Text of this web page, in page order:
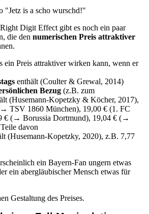
"Jetz is a scho wurschd!"
Digit Effect gibt es noch ein paar
die den numerischen Preis attraktiver
ein Preis attraktiver wirken kann, wenn er
enthält (Coulter & Grewal, 2014)
Bezug (z.B. zum
(Husemann-Kopetzky & Köcher, 2017),
TSV 1860 München), 19,00 € (1. FC
€ (→ Borussia Dortmund), 19,04 € (→
davon
(Husemann-Kopetzky, 2020), z.B. 7,77
ein Bayern-Fan ungern etwas
ein abergläubischer Mensch etwas für
Gestaltung des Preises.